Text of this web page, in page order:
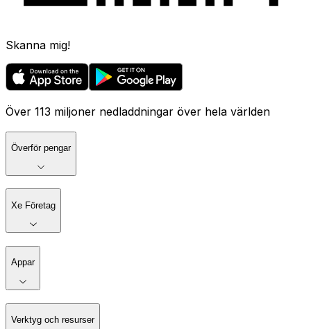
Skanna mig!
Över 113 miljoner nedladdningar över hela världen
Överför pengar
Xe Företag
Appar
Verktyg och resurser